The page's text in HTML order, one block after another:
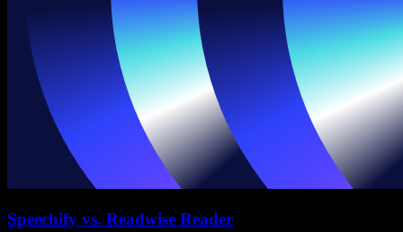
Speechify vs. Readwise Reader